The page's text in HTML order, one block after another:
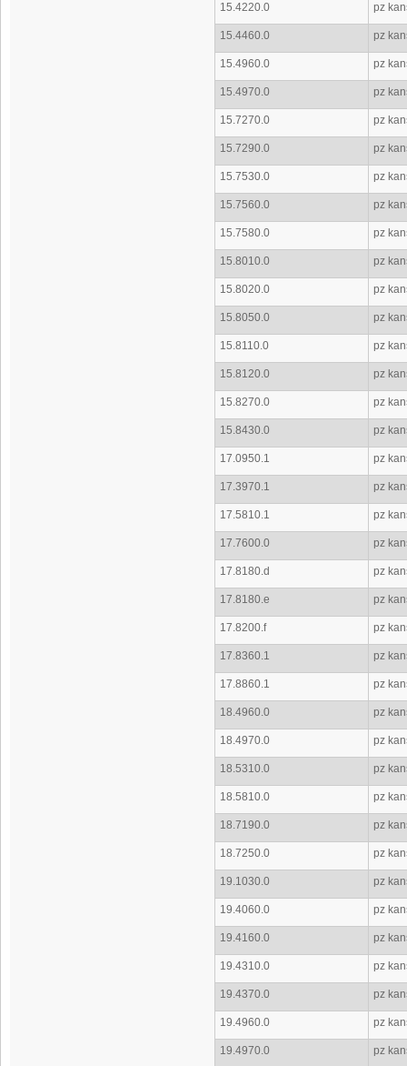
15.4220.0 pz
15.4460.0 pz
15.4960.0 pz
15.4970.0 pz
15.7270.0 pz
15.7290.0 pz
15.7530.0 pz
15.7560.0 pz
15.7580.0 pz
15.8010.0 pz
15.8020.0 pz
15.8050.0 pz
15.8110.0 pz
15.8120.0 pz
15.8270.0 pz
15.8430.0 pz
17.0950.1 pz
17.3970.1 pz
17.5810.1 pz
17.7600.0 pz
17.8180.d pz
17.8180.e pz
17.8200.f pz
17.8360.1 pz
17.8860.1 pz
18.4960.0 pz
18.4970.0 pz
18.5310.0 pz
18.5810.0 pz
18.7190.0 pz
18.7250.0 pz
19.1030.0 pz
19.4060.0 pz
19.4160.0 pz
19.4310.0 pz
19.4370.0 pz
19.4960.0 pz
19.4970.0 pz